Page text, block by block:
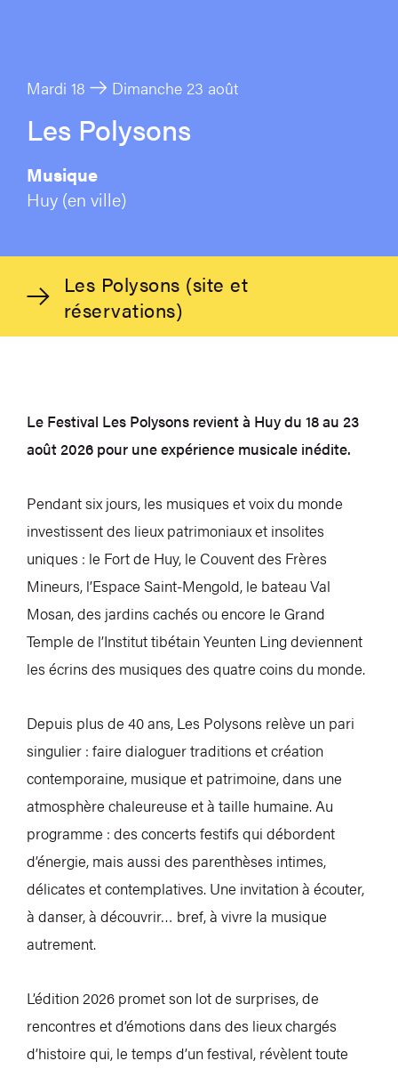
Mardi 18 Dimanche 23 août
Les Polysons
Musique
Huy (en ville)
Les Polysons (site et
réservations)
Le Festival Les Polysons revient à Huy du 18 au 23
août 2026 pour une expérience musicale inédite.
Pendant six jours, les musiques et voix du monde
investissent des lieux patrimoniaux et insolites
uniques : le Fort de Huy, le Couvent des Frères
Mineurs, l’Espace Saint-Mengold, le bateau Val
Mosan, des jardins cachés ou encore le Grand
Temple de l’Institut tibétain Yeunten Ling deviennent
les écrins des musiques des quatre coins du monde.
Depuis plus de 40 ans, Les Polysons relève un pari
singulier : faire dialoguer traditions et création
contemporaine, musique et patrimoine, dans une
atmosphère chaleureuse et à taille humaine. Au
programme : des concerts festifs qui débordent
d’énergie, mais aussi des parenthèses intimes,
délicates et contemplatives. Une invitation à écouter,
à danser, à découvrir… bref, à vivre la musique
autrement.
L’édition 2026 promet son lot de surprises, de
rencontres et d’émotions dans des lieux chargés
d’histoire qui, le temps d’un festival, révèlent toute